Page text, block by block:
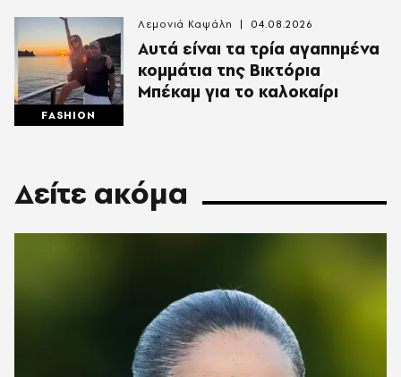
FASHION
Αυτά είναι τα τρία αγαπημένα
κομμάτια της Βικτόρια
Μπέκαμ για το καλοκαίρι
Λεμονιά Καψάλη 04.08.2026
Δείτε ακόμα